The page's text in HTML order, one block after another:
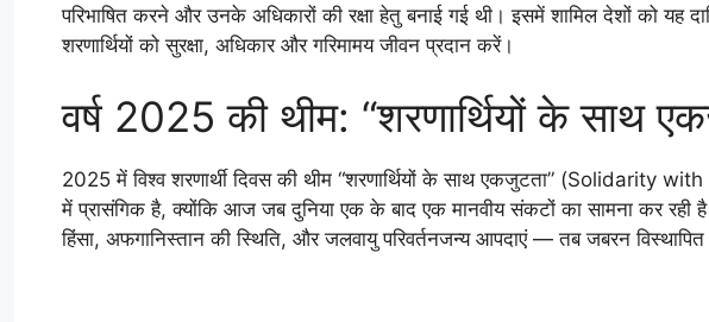
परिभाषित करने और उनके अधिकारों की रक्षा हेतु बनाई गई थी। इसमें शामिल देशों को यह
शरणार्थियों को सुरक्षा, अधिकार और गरिमामय जीवन प्रदान करें।
वर्ष 2025 की थीम: “शरणार्थियों के साथ
2025 में विश्व शरणार्थी दिवस की थीम “शरणार्थियों के साथ एकजुटता” (Solidarity
में प्रासंगिक है, क्योंकि आज जब दुनिया एक के बाद एक मानवीय संकटों का सामना कर
हिंसा, अफगानिस्तान की स्थिति, और जलवायु परिवर्तनजन्य आपदाएं — तब जबरन